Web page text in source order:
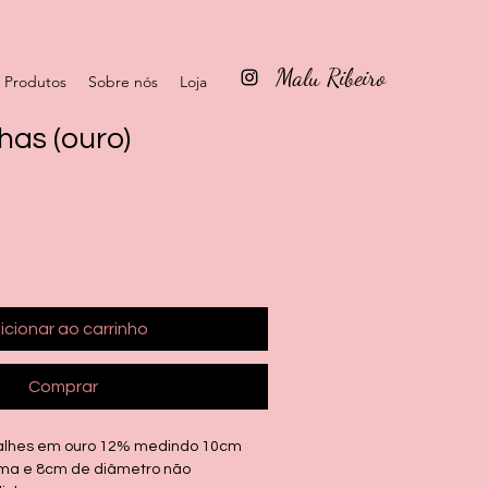
Produtos Sobre nós Loja Malu Ribeiro
(ouro)
ao carrinho
Comprar
em ouro 12% medindo 10cm
e 8cm de diâmetro não